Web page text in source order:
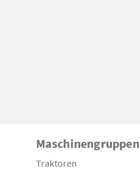
Maschinengruppen
Traktoren